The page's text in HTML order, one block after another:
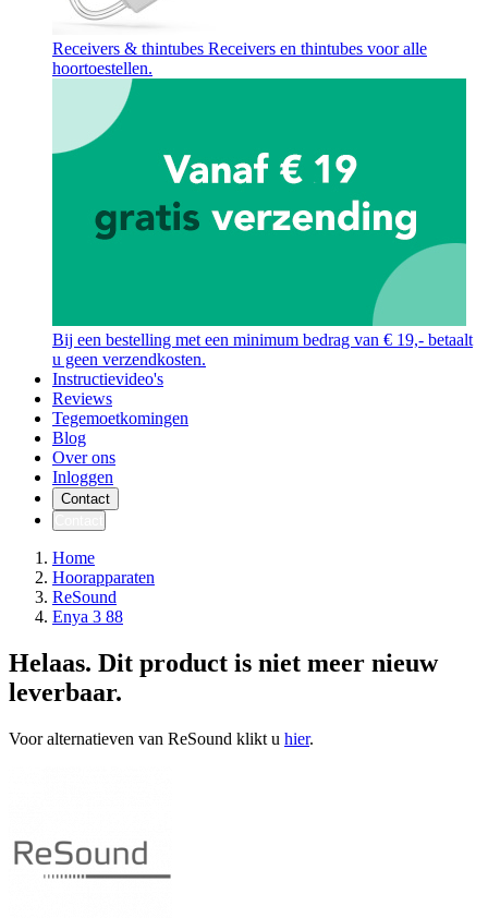
Receivers & thintubes Receivers en thintubes voor alle
hoortoestellen.
Bij een bestelling met een minimum bedrag van € 19,- betaalt
u geen verzendkosten.
Instructievideo's
Reviews
Tegemoetkomingen
Blog
Over ons
Inloggen
Contact
Home
Hoorapparaten
ReSound
Enya 3 88
Helaas. Dit product is niet meer nieuw
leverbaar.
Voor alternatieven van ReSound klikt u hier.